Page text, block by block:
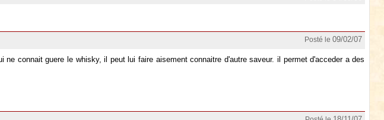
Posté le 09/02/07
connait guere le whisky, il peut lui faire aisement connaitre d'autre saveur. il permet d'acceder a des